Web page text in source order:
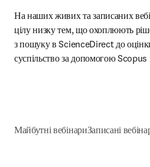
На наших живих та записаних
цілу низку тем, що охоплюють
з пошуку в ScienceDirect до
суспільство за допомогою Scopus
Майбутні вебінариЗаписані